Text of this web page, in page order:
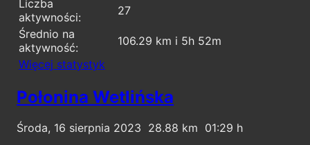
Liczba
aktywności:
27
Średnio na
aktywność:
106.29 km i 5h 52m
Więcej statystyk
Połonina Wetlińska
Środa, 16 sierpnia 2023 28.88
01:29